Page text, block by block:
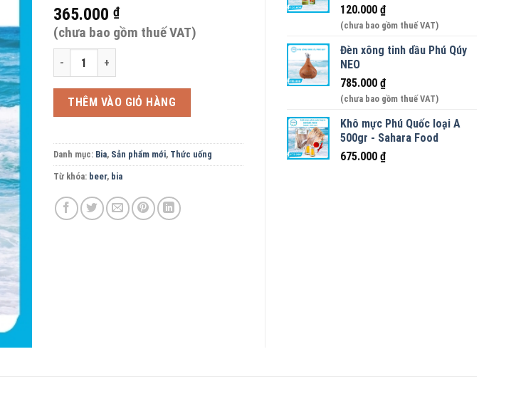
365.000 ₫
(chưa bao gồm thuế VAT)
Bia Tuborg thùng 24 lon - 330ml/lon số lượng
THÊM VÀO GIỎ HÀNG
Danh mục: Bia, Sản phẩm mới, Thức uống
Từ khóa: beer, bia
120.000 ₫
(chưa bao gồm thuế VAT)
Đèn xông tinh dầu Phú Qúy
NEO
785.000 ₫
(chưa bao gồm thuế VAT)
Khô mực Phú Quốc loại A
500gr - Sahara Food
675.000 ₫